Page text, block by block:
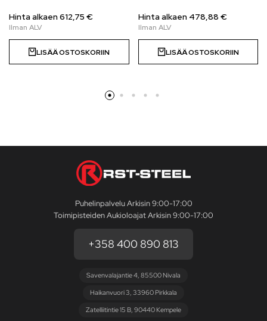
Hinta alkaen612,75 €
LISÄÄ OSTOSKORIIN
Hinta alkaen 478,88 €
LISÄÄ OSTOSKORIIN
Puhelinpalvelu Arkisin 9:00-17:00
Toimipisteiden Aukioloajat Arkisin 9:00-17:00
+358 400 890 813
Savenvalajantie 4, 85500 Nivala
Haikanvuori 3, 33960 Pirkkala
Zatelliitintie 15 B, 90440 Kempele